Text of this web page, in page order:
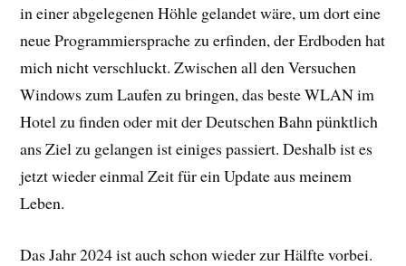
in einer abgelegenen Höhle gelandet wäre, um dort eine
neue Programmiersprache zu erfinden, der Erdboden hat
mich nicht verschluckt. Zwischen all den Versuchen
Windows zum Laufen zu bringen, das beste WLAN im
Hotel zu finden oder mit der Deutschen Bahn pünktlich
ans Ziel zu gelangen ist einiges passiert. Deshalb ist es
jetzt wieder einmal Zeit für ein Update aus meinem
Leben.
Das Jahr 2024 ist auch schon wieder zur Hälfte vorbei.